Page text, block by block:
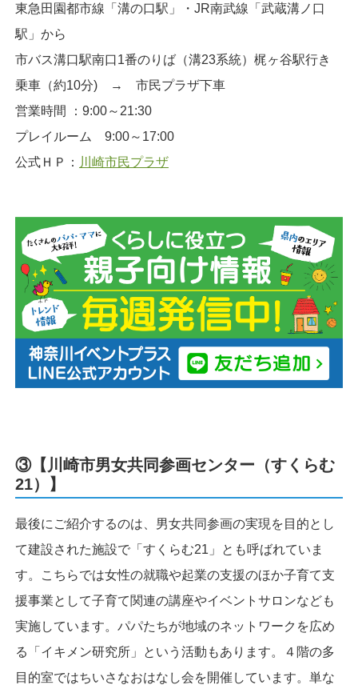
東急田園都市線「溝の口駅」・JR南武線「武蔵溝ノ口
駅」から
市バス溝口駅南口1番のりば（溝23系統）梶ヶ谷駅行き
乗車（約10分) → 市民プラザ下車
営業時間 ：9:00～21:30
プレイルーム 9:00～17:00
公式ＨＰ： 川崎市民プラザ
③【川崎市男女共同参画センター（すくらむ
21）】
最後にご紹介するのは、男女共同参画の実現を目的とし
て建設された施設で「すくらむ21」とも呼ばれていま
す。こちらでは女性の就職や起業の支援のほか子育て支
援事業として子育て関連の講座やイベントサロンなども
実施しています。パパたちが地域のネットワークを広め
る「イキメン研究所」という活動もあります。４階の多
目的室ではちいさなおはなし会を開催しています。単な